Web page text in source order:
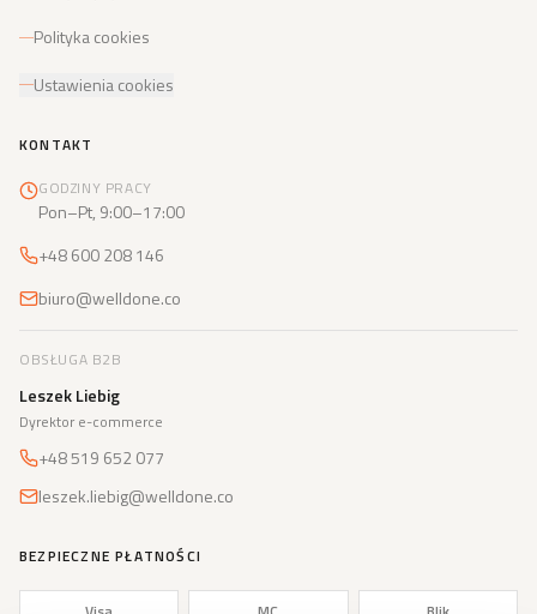
Polityka cookies
Ustawienia cookies
KONTAKT
GODZINY PRACY
Pon–Pt, 9:00–17:00
+48 600 208 146
biuro@welldone.co
OBSŁUGA B2B
Leszek Liebig
Dyrektor e-commerce
+48 519 652 077
leszek.liebig@welldone.co
BEZPIECZNE PŁATNOŚCI